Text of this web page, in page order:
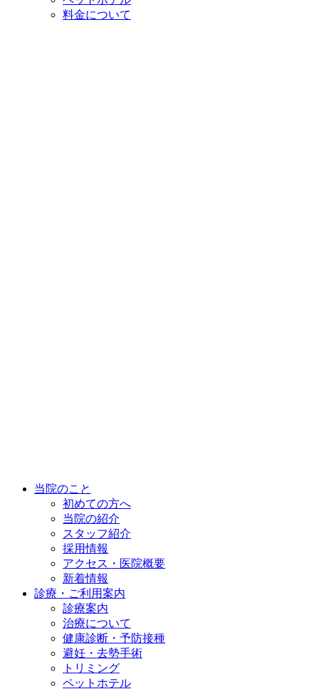
料金について
当院のこと
初めての方へ
当院の紹介
スタッフ紹介
採用情報
アクセス・医院概要
新着情報
診療・ご利用案内
診療案内
治療について
健康診断・予防接種
避妊・去勢手術
トリミング
ペットホテル